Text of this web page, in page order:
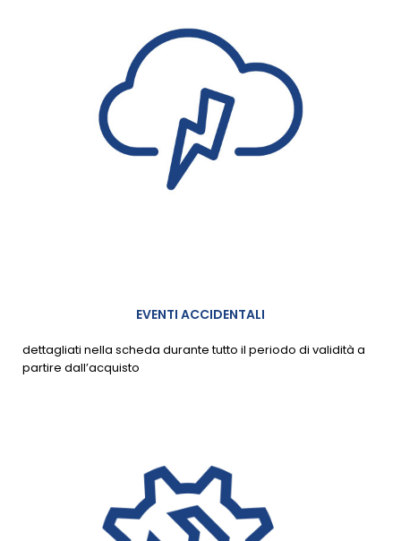
EVENTI ACCIDENTALI
dettagliati nella scheda durante tutto il periodo di validità a
partire dall’acquisto